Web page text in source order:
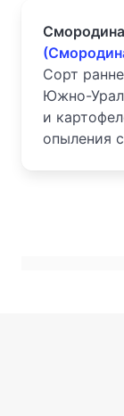
Сорт
Южно-
и
опыления